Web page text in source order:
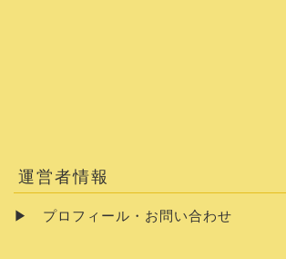
運営者情報
▶ プロフィール・お問い合わせ